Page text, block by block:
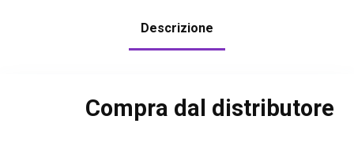
Descrizione
Compra dal distributore